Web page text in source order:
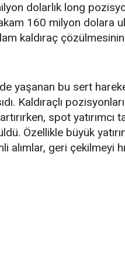
dolarlık long
160 milyon dolara
kaldıraç
yaşanan bu sert
Kaldıraçlı
artırırken, spot yatırımcı
Özellikle büyük
alımlar, geri çekilmeyi